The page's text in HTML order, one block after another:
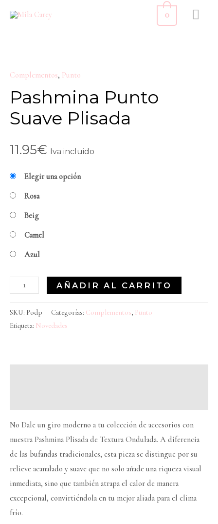
0
Complementos, Punto
Pashmina Punto
Suave Plisada
11.95€ Iva incluido
Elegir una opción
Rosa
Beig
Camel
Azul
Suave
Plisada
cantidad
AÑADIR AL CARRITO
SKU: Podp Categorías: Complementos, Punto
Etiqueta: Novedades
No Dale un giro moderno a tu colección de accesorios con
nuestra Pashmina Plisada de Textura Ondulada. A diferencia
de las bufandas tradicionales, esta pieza se distingue por su
relieve acanalado y suave que no solo añade una riqueza visual
inmediata, sino que también atrapa el calor de manera
excepcional, convirtiéndola en tu mejor aliada para el clima
frío.